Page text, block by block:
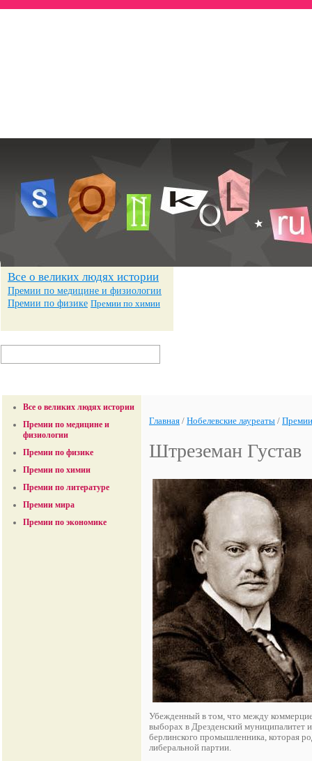
Все о великих людях истории
Премии по медицине и физиологии
Премии по физике Премии по химии
Все о великих людях истории
Премии по медицине и
физиологии
Премии по физике
Премии по химии
Премии по литературе
Премии мира
Премии по экономике
Главная / Нобелевские лауреаты /
Штреземан Густав
Убежденный в том, что между
выборах в Дрезденский муниципалитет
берлинского промышленника, которая
либеральной партии.